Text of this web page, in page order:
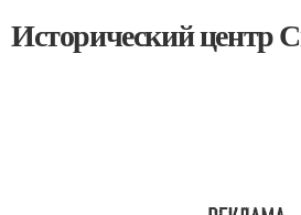
Исторический центр